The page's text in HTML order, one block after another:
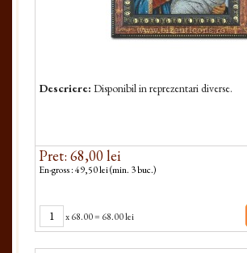
Descriere: Disponibil in reprezentari diverse.
Pret: 68,00 lei
En-gross : 49,50 lei (min. 3 buc.)
x68.00= 68.00 lei